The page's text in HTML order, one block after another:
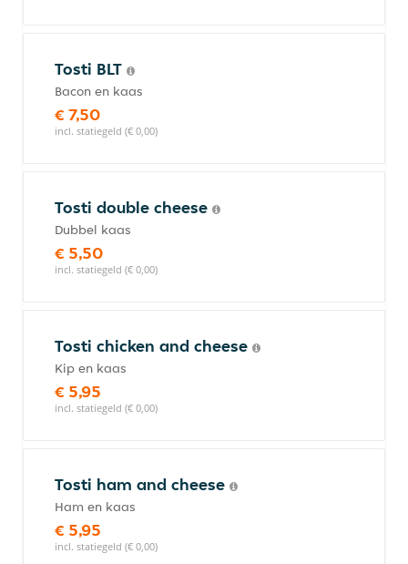
Tosti BLT
Bacon en kaas
€ 7,50
incl. statiegeld (€ 0,00)
Tosti double cheese
Dubbel kaas
€ 5,50
incl. statiegeld (€ 0,00)
Tosti chicken and cheese
Kip en kaas
€ 5,95
incl. statiegeld (€ 0,00)
Tosti ham and cheese
Ham en kaas
€ 5,95
incl. statiegeld (€ 0,00)